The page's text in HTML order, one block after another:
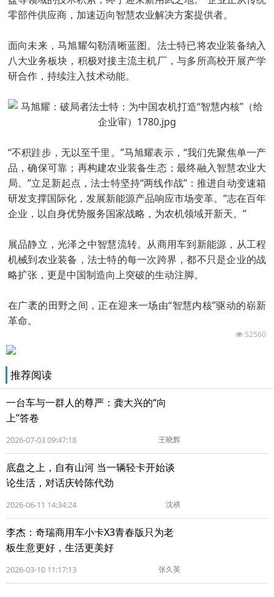
零部件供应商，加速迈向智慧农业解决方案提供者。
面向未来，马旭耀勾勒清晰蓝图。法士特已将农业装备纳入
八大业务板块，积极对接主流主机厂，与多所高校开展产学
研合作，持续注入技术动能。
“不积跬步，无以至千里。”马旭耀表示，“我们先聚焦单一产
品，确保可靠；再构建农业装备生态；最终融入智慧农业大
局。”立足新起点，法士特坚持“两线作战”：推进自动变速箱
研发支撑国际化，发展新能源产品响应市场变革。“志在百年
企业，以自身优势服务国家战略，为农机领域开新天。”
展品静立，光泽之中智慧流转。从商用车到新能源，从工程
机械到农业装备，法士特的每一次跨界，都不只是企业的战
略扩张，更是中国制造向上突破的生动注脚。
在广袤的田野之间，正在迎来一场由“智慧内核”驱动的崭新
革命。
52560
推荐阅读
一台车与一群人的尊严：龚大兴的“向
上”答卷
2026-07-03 09:47:18 王晓辉
底盘之上，自有山河 当一辆轻卡开始谈
论生活，对话庆铃陈代劲
2026-06-11 14:34:24 沈祺
李杰：奇瑞商用车小卡X3青春版只为老
板生意更好，生活更美好
2026-03-10 11:17:13 张久英